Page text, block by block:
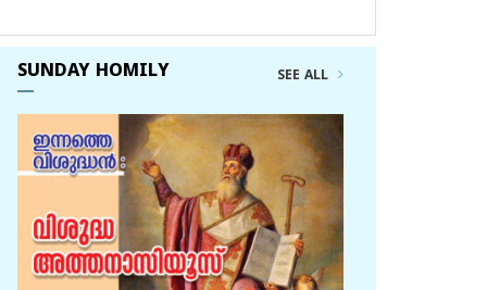
SUNDAY HOMILY SEE ALL